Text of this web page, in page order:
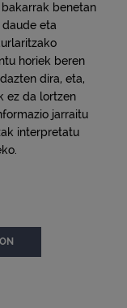
benetan
eta
horiek beren
dira, eta,
ez da lortzen
jarraitu
interpretatu